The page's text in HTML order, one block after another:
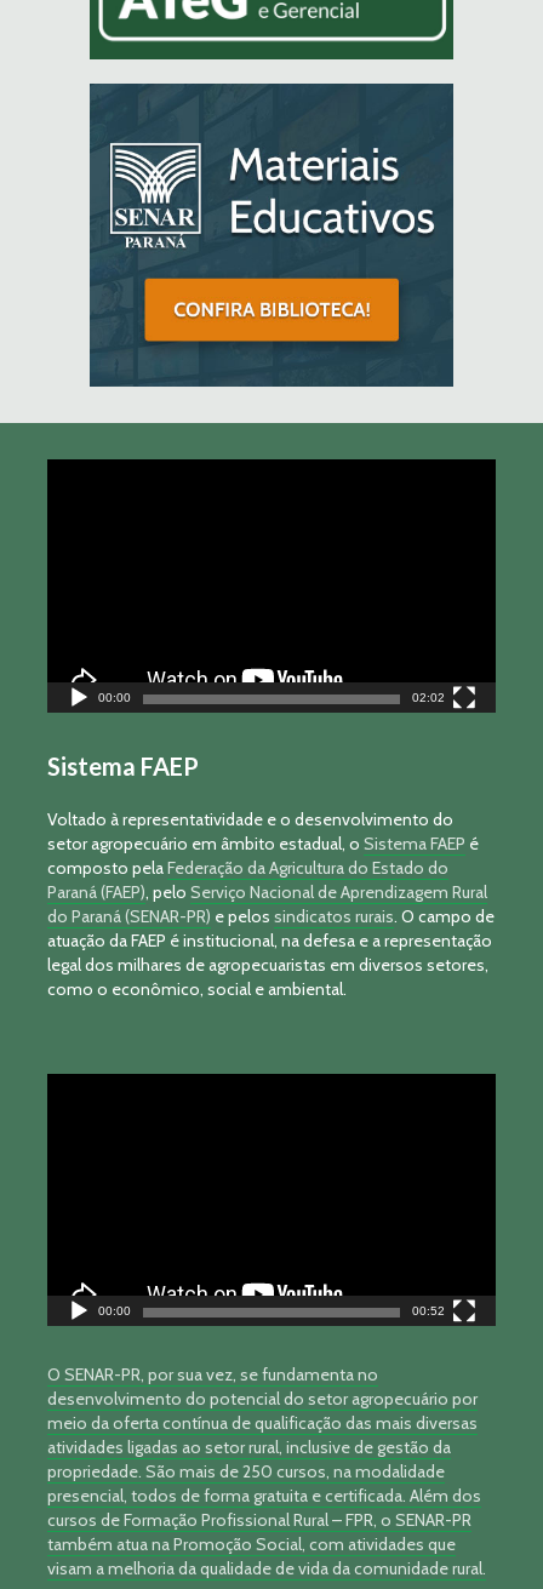
00:00 02:02
Sistema FAEP
Voltado à representatividade e o desenvolvimento do
setor agropecuário em âmbito estadual, o Sistema FAEP é
composto pelaFederação da Agricultura do Estado do
Paraná (FAEP) , pelo Serviço Nacional de Aprendizagem Rural
do Paraná (SENAR-PR) e pelos sindicatos rurais . O campo de
atuação da FAEP é institucional, na defesa e a representação
legal dos milhares de agropecuaristas em diversos setores,
como o econômico, social e ambiental.
00:00 00:52
O SENAR-PR, por sua vez, se fundamenta no
desenvolvimento do potencial do setor agropecuário por
meio da oferta contínua de qualificação das mais diversas
atividades ligadas ao setor rural, inclusive de gestão da
propriedade. São mais de 250 cursos, na modalidade
presencial, todos de forma gratuita e certificada. Além dos
cursos de Formação Profissional Rural – FPR, o SENAR-PR
também atua na Promoção Social, com atividades que
visam a melhoria da qualidade de vida da comunidade rural.